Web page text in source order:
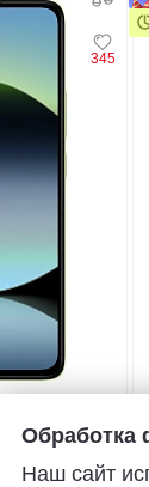
345
Обработка
Наш сайт